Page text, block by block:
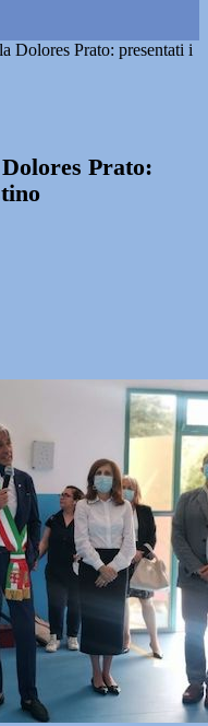
Dolores Prato: presentati i
Prato: